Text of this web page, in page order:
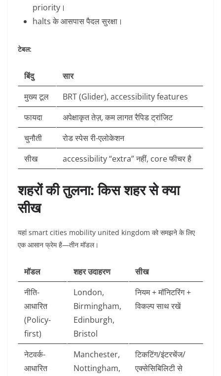
priority।
halts के आसपास पैदल सुरक्षा।
टेबल:
बिंदु
सार
मुख्य टूल
BRT (Glider), accessibility features
फायदा
अपेक्षाकृत तेज़, कम लागत रैपिड ट्रांजिट
चुनौती
रोड स्पेस री-एलोकेशन
सीख
accessibility “extra” नहीं, core फीचर है
शहरों की तुलना: किस शहर से क्या
सीख
यहां smart cities mobility united kingdom को समझने के लिए
एक आसान फ्रेम है—तीन मॉडल।
मॉडल शहर उदाहरण
सीख
नीति-
आधारित
(Policy-
first)
London,
Birmingham,
Edinburgh,
Bristol
नियम + मॉनिटरिंग +
विकल्प साथ रखें
नेटवर्क-
आधारित
Manchester,
Nottingham,
टिकटिंग/इंटरचेंज/
एक्सेसिबिलिटी से